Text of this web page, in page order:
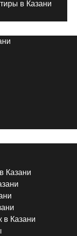
в Казани
Казани
в Казани